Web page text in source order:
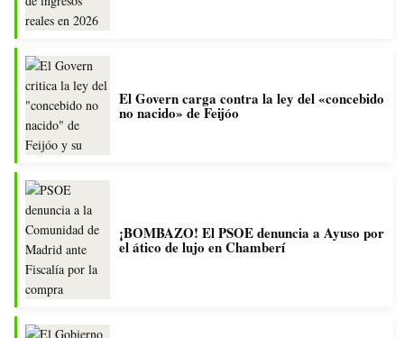
El Govern carga contra la ley del «concebido
no nacido» de Feijóo
¡BOMBAZO! El PSOE denuncia a Ayuso por
el ático de lujo en Chamberí